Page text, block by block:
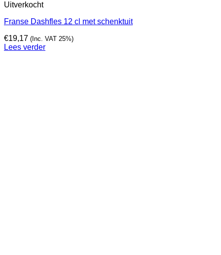
Uitverkocht
Franse Dashfles 12 cl met schenktuit
€19,17 (Inc. VAT 25%)
Lees verder